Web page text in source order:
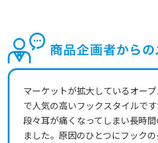
マーケットが拡大しているオー
で人気の高いフックスタイルで
段々耳が痛くなってしまい長時
ました。原因のひとつにフック